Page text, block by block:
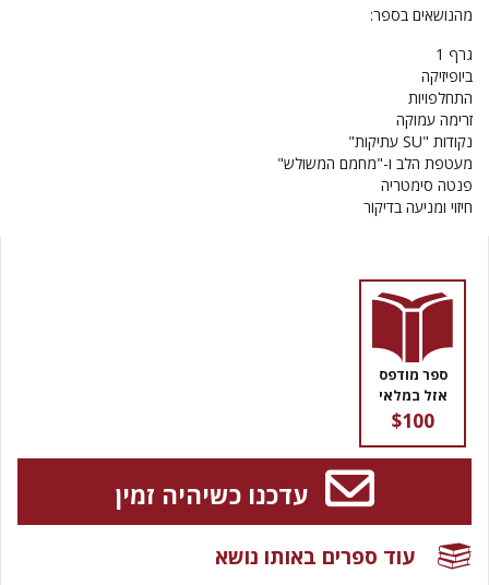
מהנושאים בספר:
גרף 1
ביופיזיקה
התחלפויות
זרימה עמוקה
נקודות "SU עתיקות"
מעטפת הלב ו-"מחמם המשולש"
פנטה סימטריה
חיזוי ומניעה בדיקור
ספר מודפס
אזל במלאי
$100
עדכנו כשיהיה זמין
עוד ספרים באותו נושא